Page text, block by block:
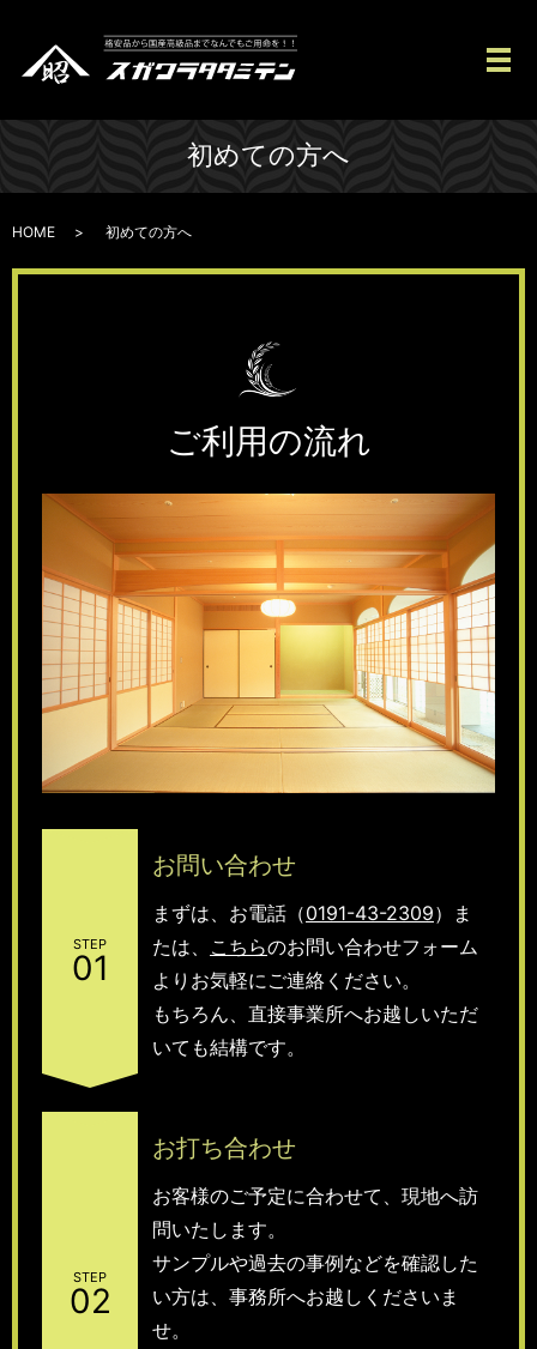
メ
初めての方へ
HOME 初めての方へ
ご利用の流れ
STEP
01
お問い合わせ
まずは、お電話（0191-43-2309）ま
たは、 こちらのお問い合わせフォーム
よりお気軽にご連絡ください。
もちろん、直接事業所へお越しいただ
いても結構です。
STEP
02
お打ち合わせ
お客様のご予定に合わせて、現地へ訪
問いたします。
サンプルや過去の事例などを確認した
い方は、事務所へお越しくださいま
せ。